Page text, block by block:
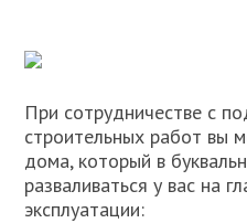
При сотрудничестве с
строительных работ вы
дома, который в
разваливаться у вас на
эксплуатации: